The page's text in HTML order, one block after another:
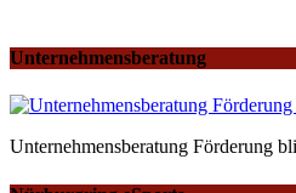
Unternehmensberatung
Unternehmensberatung Förderung